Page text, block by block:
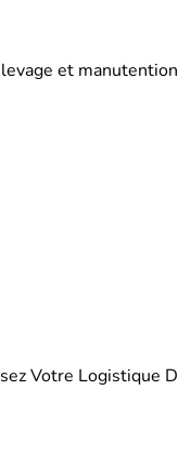
et
Votre Logistique